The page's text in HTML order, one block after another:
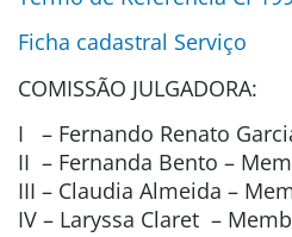
Ficha cadastral Serviço
COMISSÃO JULGADORA:
I – Fernando Renato
II – Fernanda Bento –
III – Claudia Almeida –
IV – Laryssa Claret –